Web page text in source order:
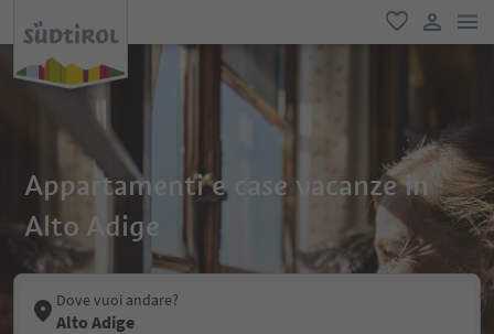
favoriti
user link
Appartamenti e case vacanze in
Alto Adige
Dove vuoi andare?
Alto Adige